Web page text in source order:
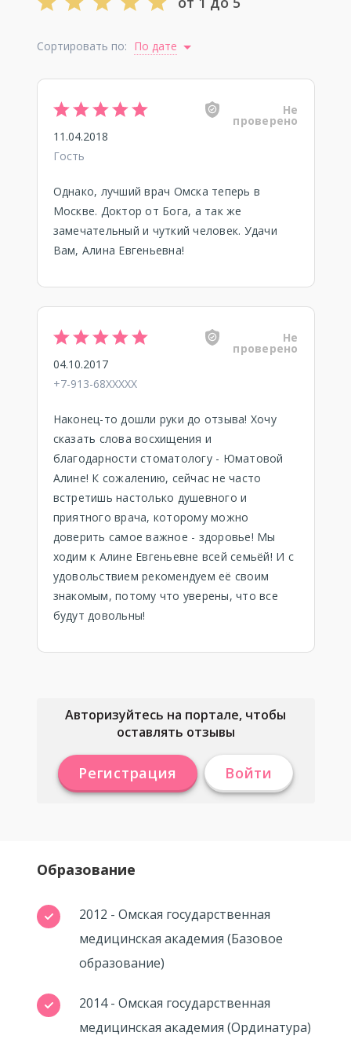
Сортировать по: По дате
Не
проверено
11.04.2018
Гость
Однако, лучший врач Омска теперь в
Москве. Доктор от Бога, а так же
замечательный и чуткий человек. Удачи
Вам, Алина Евгеньевна!
Не
проверено
04.10.2017
+7-913-68XXXXX
Наконец-то дошли руки до отзыва! Хочу
сказать слова восхищения и
благодарности стоматологу - Юматовой
Алине! К сожалению, сейчас не часто
встретишь настолько душевного и
приятного врача, которому можно
доверить самое важное - здоровье! Мы
ходим к Алине Евгеньевне всей семьёй! И с
удовольствием рекомендуем её своим
знакомым, потому что уверены, что все
будут довольны!
Авторизуйтесь на портале, чтобы
оставлять отзывы
Регистрация Войти
Образование
2012 - Омская государственная
медицинская академия (Базовое
образование)
2014 - Омская государственная
медицинская академия (Ординатура)